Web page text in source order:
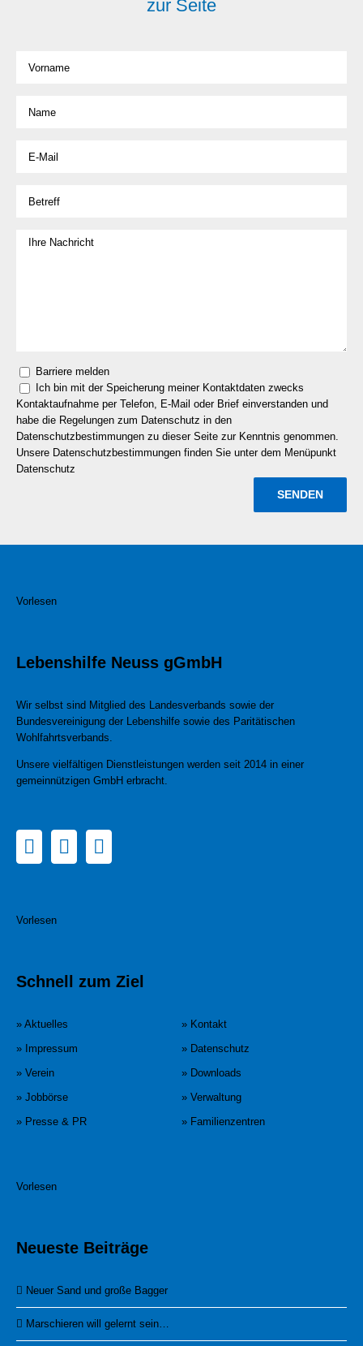
zur Seite
Barriere melden
Ich bin mit der Speicherung meiner Kontaktdaten zwecks
Kontaktaufnahme per Telefon, E-Mail oder Brief einverstanden und
habe die Regelungen zum Datenschutz in den
Datenschutzbestimmungen zu dieser Seite zur Kenntnis genommen.
Unsere Datenschutzbestimmungen finden Sie unter dem Menüpunkt
Datenschutz
Vorlesen
Lebenshilfe Neuss gGmbH
Wir selbst sind Mitglied des Landesverbands sowie der
Bundesvereinigung der Lebenshilfe sowie des Paritätischen
Wohlfahrtsverbands.
Unsere vielfältigen Dienstleistungen werden seit 2014 in einer
gemeinnützigen GmbH erbracht.
Vorlesen
Schnell zum Ziel
» Aktuelles
» Kontakt
» Impressum
» Datenschutz
» Verein
» Downloads
» Jobbörse
» Verwaltung
» Presse & PR
» Familienzentren
Vorlesen
Neueste Beiträge
Neuer Sand und große Bagger
Marschieren will gelernt sein…